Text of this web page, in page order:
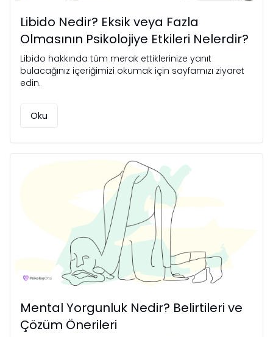
Libido Nedir? Eksik veya Fazla
Olmasının Psikolojiye Etkileri Nelerdir?
Libido hakkında tüm merak ettiklerinize yanıt
bulacağınız içeriğimizi okumak için sayfamızı ziyaret
edin.
Oku
Mental Yorgunluk Nedir? Belirtileri ve
Çözüm Önerileri